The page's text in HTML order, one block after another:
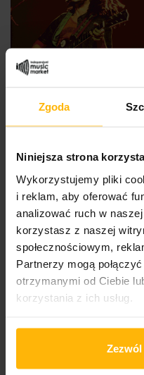
Zgoda
Niniejsza strona
Wykorzystujemy pliki
i reklam, aby oferować
analizować ruch w
korzystasz z naszej
społecznościowym,
Partnerzy mogą
otrzymanymi od Ciebie
korzystania z ich usług.
- Roots, Rock, Reggae:...
Culture (LP)